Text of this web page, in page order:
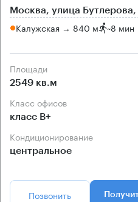
Москва, улица Бутлерова,
Калужская → 840 м ~8 мин
Площади
2549 кв.м
Класс офисов
класс B+
Кондиционирование
центральное
Позвонить